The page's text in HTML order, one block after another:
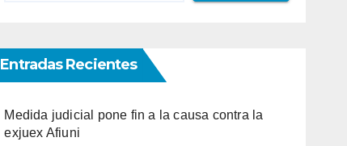
Entradas Recientes
Medida judicial pone fin a la causa contra la
exjuex Afiuni